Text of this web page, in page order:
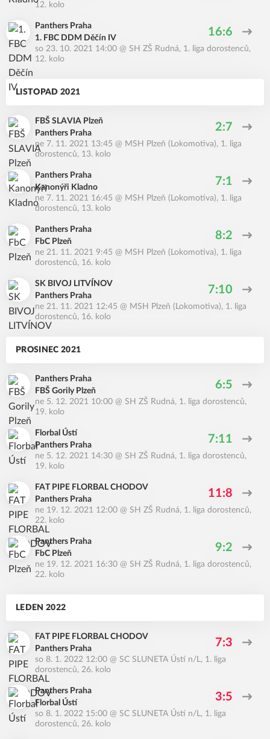
12. kolo
Panthers Praha
1. FBC DDM Děčín IV
16:6
so 23. 10. 2021 14:00 @ SH ZŠ Rudná, 1. liga dorostenců,
12. kolo
LISTOPAD 2021
FBŠ SLAVIA Plzeň
Panthers Praha
2:7
ne 7. 11. 2021 13:45 @ MSH Plzeň (Lokomotiva), 1. liga
dorostenců, 13. kolo
Panthers Praha
Kanonýři Kladno
7:1
ne 7. 11. 2021 16:45 @ MSH Plzeň (Lokomotiva), 1. liga
dorostenců, 13. kolo
Panthers Praha
FbC Plzeň
8:2
ne 21. 11. 2021 9:45 @ MSH Plzeň (Lokomotiva), 1. liga
dorostenců, 16. kolo
SK BIVOJ LITVÍNOV
Panthers Praha
7:10
ne 21. 11. 2021 12:45 @ MSH Plzeň (Lokomotiva), 1. liga
dorostenců, 16. kolo
PROSINEC 2021
Panthers Praha
FBŠ Gorily Plzeň
6:5
ne 5. 12. 2021 10:00 @ SH ZŠ Rudná, 1. liga dorostenců,
19. kolo
Florbal Ústí
Panthers Praha
7:11
ne 5. 12. 2021 14:30 @ SH ZŠ Rudná, 1. liga dorostenců,
19. kolo
FAT PIPE FLORBAL CHODOV
Panthers Praha
11:8
ne 19. 12. 2021 12:00 @ SH ZŠ Rudná, 1. liga dorostenců,
22. kolo
Panthers Praha
FbC Plzeň
9:2
ne 19. 12. 2021 16:30 @ SH ZŠ Rudná, 1. liga dorostenců,
22. kolo
LEDEN 2022
FAT PIPE FLORBAL CHODOV
Panthers Praha
7:3
so 8. 1. 2022 12:00 @ SC SLUNETA Ústí n/L, 1. liga
dorostenců, 26. kolo
Panthers Praha
Florbal Ústí
3:5
so 8. 1. 2022 15:00 @ SC SLUNETA Ústí n/L, 1. liga
dorostenců, 26. kolo